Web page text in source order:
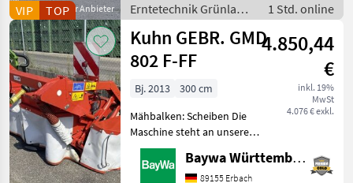
Gewerblicher Anbieter
VIP TOP
Erntetechnik Grünland
/
Press-/Wickelkombinationen
1 Std. online
Kuhn GEBR. GMD
802 F-FF
4.850,44
€
inkl. 19%
MwSt
4.076 € exkl.
Bj. 2013
300 cm
Mähbalken: Scheiben Die
Maschine steht an unserem
BayWa-Standort in DE-
88214 Ravensburg.Gerne
steht Ihnen Herr Schmid
Baywa Württemberg
89155 Erbach